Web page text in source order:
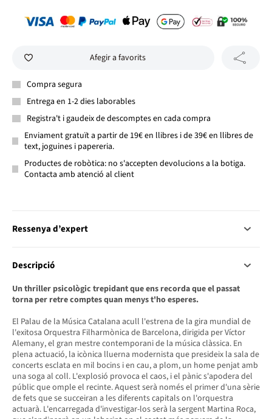
Afegir a favorits
Compra segura
Entrega en 1-2 dies laborables
Registra't i gaudeix de descomptes en cada compra
Enviament gratuït a partir de 19€ en llibres i de 39€ en llibres de
text, joguines i papereria.
Productes de robòtica: no s'accepten devolucions a la botiga.
Contacta amb atenció al client
Ressenya d’expert
Descripció
Un thriller psicològic trepidant que ens recorda que el passat
torna per retre comptes quan menys t'ho esperes.
El Palau de la Música Catalana acull l'estrena de la gira mundial de
l'exitosa Orquestra Filharmònica de Barcelona, dirigida per Víctor
Alemany, el gran mestre contemporani de la música clàssica. En
plena actuació, la icònica lluerna modernista que presideix la sala de
concerts esclata en mil bocins i en cau, a plom, un home penjat amb
una soga al coll. L'explosió provoca el caos, i el pànic s'apodera del
públic que omple el recinte. Aquest serà només el primer d'una sèrie
de fets que se succeiran a les diferents capitals on l'orquestra
actuarà. L'encarregada d'investigar-los serà la sergent Martina Roca,